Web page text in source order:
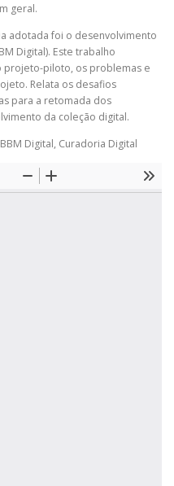
geral.
adotada foi o desenvolvimento
Digital). Este trabalho
projeto-piloto, os problemas e
Relata os desafios
para a retomada dos
da coleção digital.
Digital, Curadoria Digital